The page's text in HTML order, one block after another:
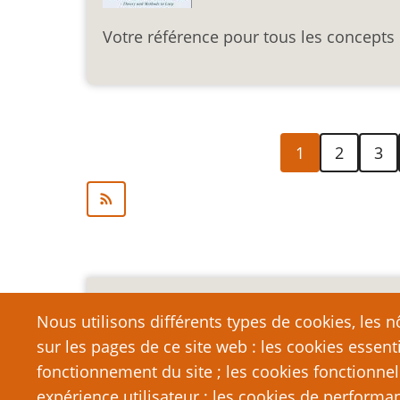
Votre référence pour tous les
Page
courante
1 Page
2 Page
3
Nous utilisons différents types de cookies, les
sur les pages de ce site web : les cookies
fonctionnement du site ; les cookies
Mention légale
Nous vous encourageons à faire un lien vers
qui dépasse la longueur raisonnable d’une
strictement interdite. Si vous reproduisez une